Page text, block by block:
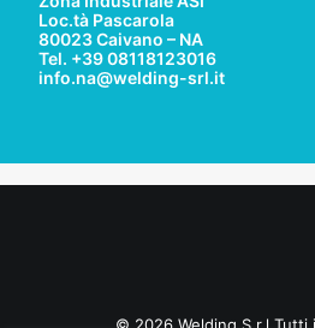
Loc.tà Pascarola
80023 Caivano – NA
Tel. +39 08118123016
info.na@welding-srl.it